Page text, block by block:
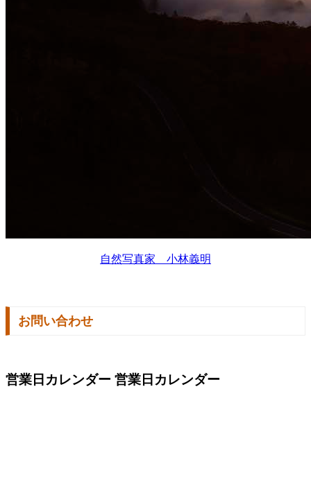
自然写真家 小林義明
お問い合わせ
営業日カレンダー 営業日カレンダー